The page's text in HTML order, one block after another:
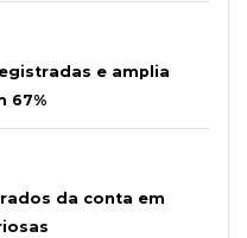
e amplia
67%
da conta em